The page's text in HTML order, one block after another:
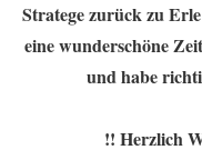
Stratege zurück zu
eine wunderschöne
und habe
!! Herzlich